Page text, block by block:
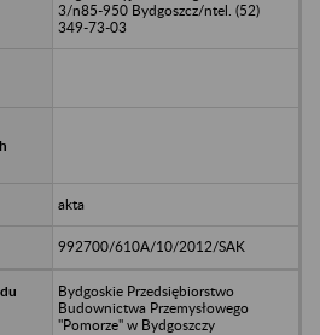
3/n85-950 Bydgoszcz/ntel. (52)
349-73-03
akta
992700/610A/10/2012/SAK
Bydgoskie Przedsiębiorstwo
Budownictwa Przemysłowego
"Pomorze" w Bydgoszczy